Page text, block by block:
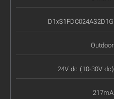
D1xS1FDC024AS2D1G
Outdoor
24V dc (10-30V dc)
217mA